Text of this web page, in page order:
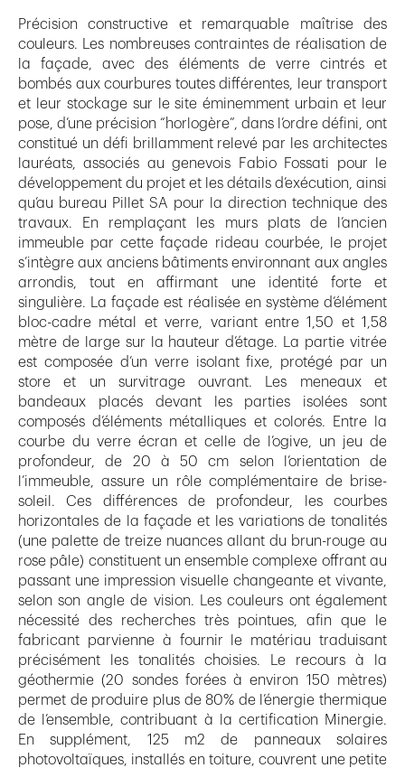
Précision constructive et remarquable maîtrise des
couleurs. Les nombreuses contraintes de réalisation de
la façade, avec des éléments de verre cintrés et
bombés aux courbures toutes différentes, leur transport
et leur stockage sur le site éminemment urbain et leur
pose, d’une précision “horlogère”, dans l’ordre défini, ont
constitué un défi brillamment relevé par les architectes
lauréats, associés au genevois Fabio Fossati pour le
développement du projet et les détails d’exécution, ainsi
qu’au bureau Pillet SA pour la direction technique des
travaux. En remplaçant les murs plats de l’ancien
immeuble par cette façade rideau courbée, le projet
s’intègre aux anciens bâtiments environnant aux angles
arrondis, tout en affirmant une identité forte et
singulière. La façade est réalisée en système d’élément
bloc-cadre métal et verre, variant entre 1,50 et 1,58
mètre de large sur la hauteur d’étage. La partie vitrée
est composée d’un verre isolant fixe, protégé par un
store et un survitrage ouvrant. Les meneaux et
bandeaux placés devant les parties isolées sont
composés d’éléments métalliques et colorés. Entre la
courbe du verre écran et celle de l’ogive, un jeu de
profondeur, de 20 à 50 cm selon l’orientation de
l’immeuble, assure un rôle complémentaire de brise-
soleil. Ces différences de profondeur, les courbes
horizontales de la façade et les variations de tonalités
(une palette de treize nuances allant du brun-rouge au
rose pâle) constituent un ensemble complexe offrant au
passant une impression visuelle changeante et vivante,
selon son angle de vision. Les couleurs ont également
nécessité des recherches très pointues, afin que le
fabricant parvienne à fournir le matériau traduisant
précisément les tonalités choisies. Le recours à la
géothermie (20 sondes forées à environ 150 mètres)
permet de produire plus de 80% de l’énergie thermique
de l’ensemble, contribuant à la certification Minergie.
En supplément, 125 m2 de panneaux solaires
photovoltaïques, installés en toiture, couvrent une petite